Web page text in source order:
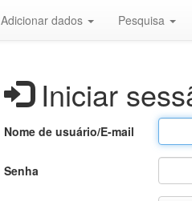
Adicionar dados Pesquisa
Iniciar
Nome de usuário/E-mail
Senha